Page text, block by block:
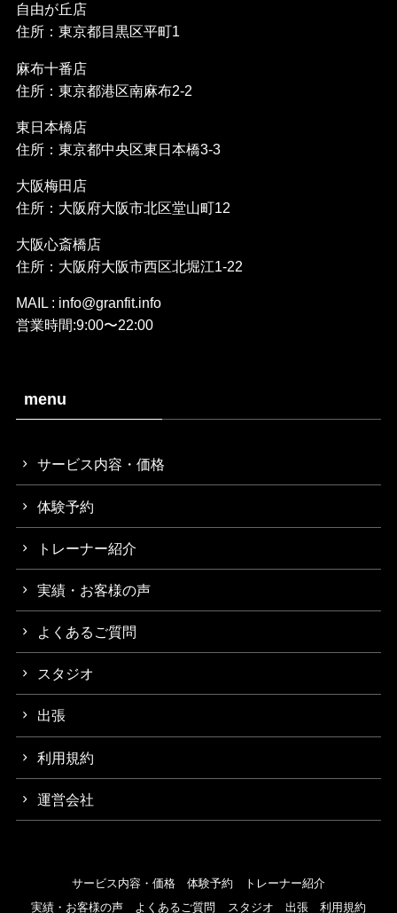
自由が丘店
住所：東京都目黒区平町1
麻布十番店
住所：東京都港区南麻布2-2
東日本橋店
住所：東京都中央区東日本橋3-3
大阪梅田店
住所：大阪府大阪市北区堂山町12
大阪心斎橋店
住所：大阪府大阪市西区北堀江1-22
MAIL : info@granfit.info
営業時間:9:00〜22:00
menu
サービス内容・価格
体験予約
トレーナー紹介
実績・お客様の声
よくあるご質問
スタジオ
出張
利用規約
運営会社
サービス内容・価格 体験予約
トレーナー紹介
実績・お客様の声
よくあるご質問 スタジオ 出張 利用規約